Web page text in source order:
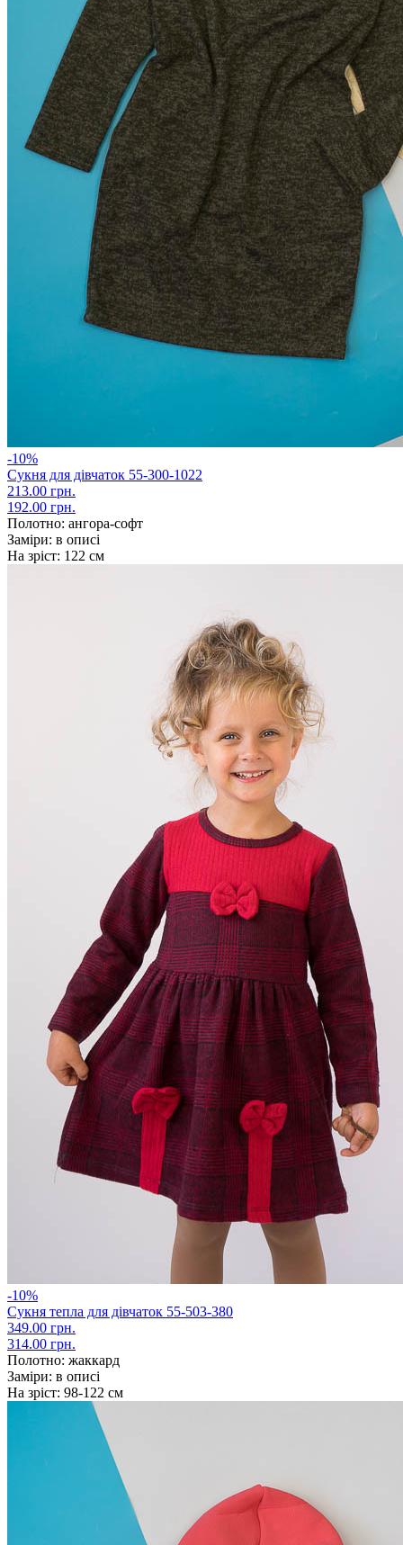
-10%
Сукня для дівчаток 55-300-1022
213.00 грн.
192.00 грн.
Полотно: ангора-софт
Заміри: в описі
На зріст: 122 см
-10%
Сукня тепла для дівчаток 55-503-380
349.00 грн.
314.00 грн.
Полотно: жаккард
Заміри: в описі
На зріст: 98-122 см